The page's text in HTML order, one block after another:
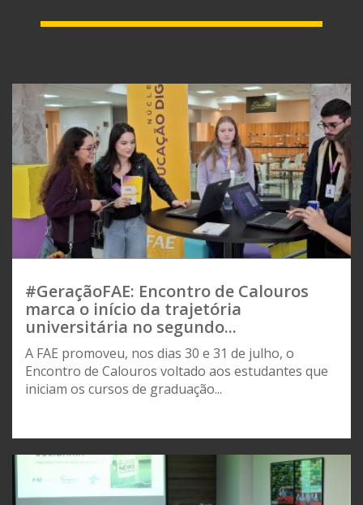
#GeraçãoFAE: Encontro de Calouros
marca o início da trajetória
universitária no segundo...
A FAE promoveu, nos dias 30 e 31 de julho, o
Encontro de Calouros voltado aos estudantes que
iniciam os cursos de graduação...